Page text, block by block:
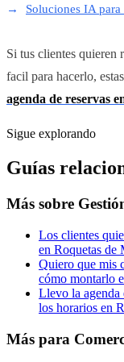
Soluciones IA
Si tus clientes quieren
facil para hacerlo,
agenda de reservas
Sigue explorando
Guías
Más sobre
Los clientes
en Roquetas de
Quiero que mis
cómo montarlo
Llevo la agenda
los horarios en
Más para